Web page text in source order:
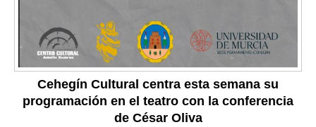
Cehegín Cultural centra esta semana su
programación en el teatro con la conferencia
de César Oliva